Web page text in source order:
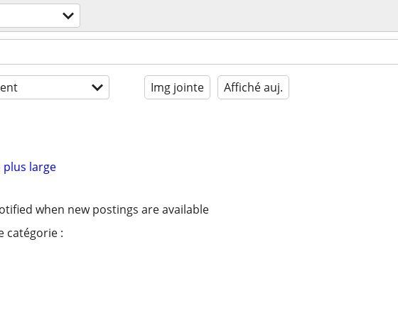
Img jointe Affiché auj.
plus large
when new postings are available
catégorie :